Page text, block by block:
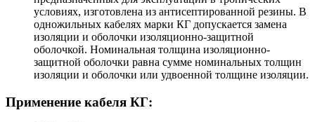
условиях, изготовлена из антисептированной резины. В
одножильных кабелях марки КГ допускается замена
изоляции и оболочки изоляционно-защитной
оболочкой. Номинальная толщина изоляционно-
защитной оболочки равна сумме номинальных толщин
изоляции и оболочки или удвоенной толщине изоляции.
Применение кабеля КГ: